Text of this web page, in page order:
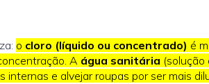
o cloro (líquido ou concentrado) é
A água sanitária (solução
e alvejar roupas por ser mais